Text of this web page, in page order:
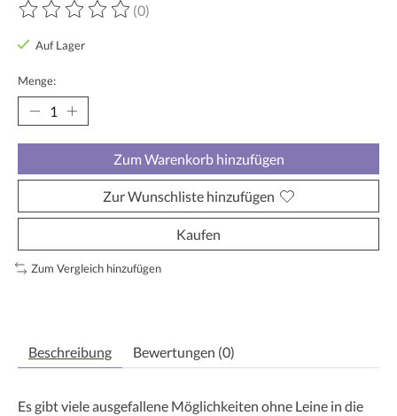
Die Bewertung dieses Produkts ist
(0)
Auf Lager
Menge:
Zum Warenkorb hinzufügen
Zur Wunschliste hinzufügen
Kaufen
Zum Vergleich hinzufügen
Beschreibung Bewertungen (0)
Es gibt viele ausgefallene Möglichkeiten ohne Leine in die